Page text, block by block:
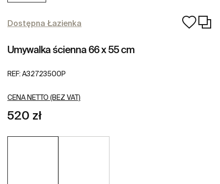
Dostępna Łazienka
Umywalka ścienna 66 x 55 cm
REF: A32723500P
CENA NETTO (BEZ VAT)
520 zł